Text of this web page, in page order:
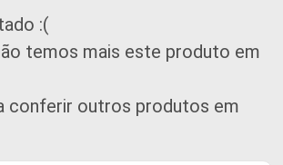
:(
temos mais este produto em
conferir outros produtos em